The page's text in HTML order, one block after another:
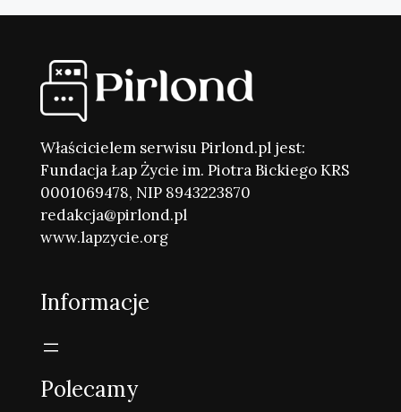
Właścicielem serwisu Pirlond.pl jest:
Fundacja Łap Życie im. Piotra Bickiego KRS
0001069478, NIP 8943223870
redakcja@pirlond.pl
www.lapzycie.org
Informacje
Polecamy